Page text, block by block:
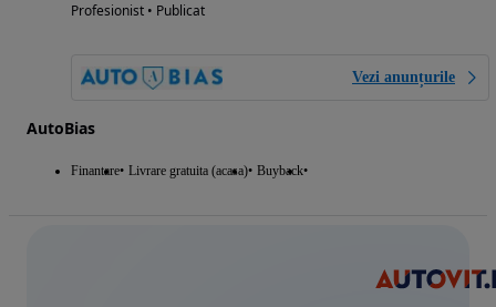
Profesionist • Publicat
Vezi anunțurile
AutoBias
Finantare Livrare gratuita (acasa) Buyback